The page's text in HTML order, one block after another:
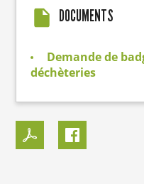
DOCUMENTS
Demande de
déchèteries